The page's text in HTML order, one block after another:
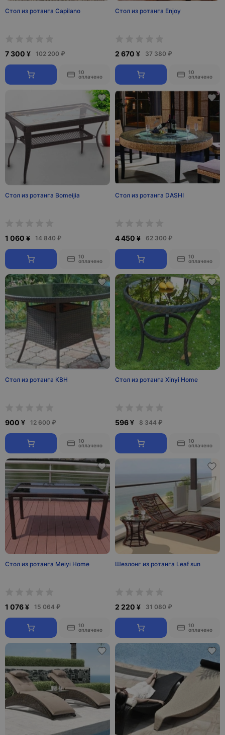
Стол из ротанга Capilano
7 300 ¥ 102 200 ₽
10
оплачено
Стол из ротанга Enjoy
2 670 ¥ 37 380 ₽
10
оплачено
Стол из ротанга Bomeijia
1 060 ¥ 14 840 ₽
10
оплачено
Стол из ротанга DASHI
4 450 ¥ 62 300 ₽
10
оплачено
Стол из ротанга KBH
900 ¥ 12 600 ₽
10
оплачено
Стол из ротанга Xinyi Home
596 ¥ 8 344 ₽
10
оплачено
Стол из ротанга Meiyi Home
1 076 ¥ 15 064 ₽
10
оплачено
Шезлонг из ротанга Leaf sun
2 220 ¥ 31 080 ₽
10
оплачено